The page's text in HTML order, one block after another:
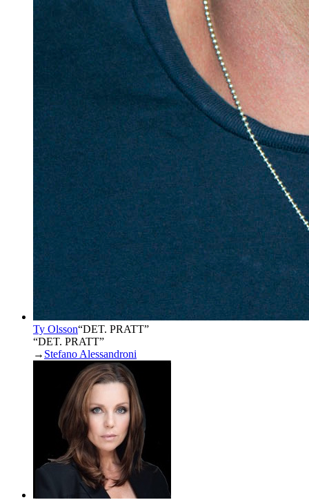
Ty Olsson“DET. PRATT”
“DET. PRATT”
→ Stefano Alessandroni